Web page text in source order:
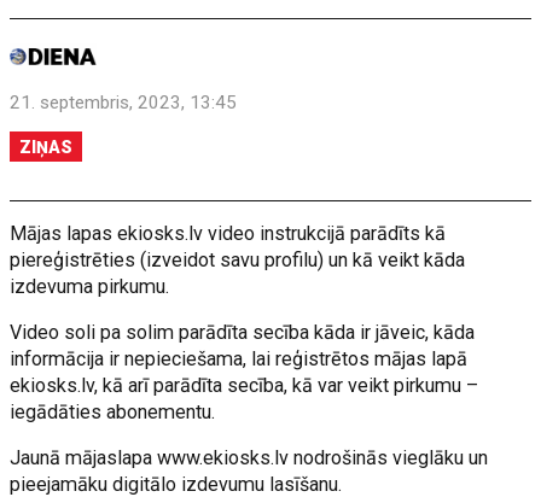
21. septembris, 2023, 13:45
ZIŅAS
Mājas lapas ekiosks.lv video instrukcijā parādīts kā
piereģistrēties (izveidot savu profilu) un kā veikt kāda
izdevuma pirkumu.
Video soli pa solim parādīta secība kāda ir jāveic, kāda
informācija ir nepieciešama, lai reģistrētos mājas lapā
ekiosks.lv, kā arī parādīta secība, kā var veikt pirkumu –
iegādāties abonementu.
Jaunā mājaslapa www.ekiosks.lv nodrošinās vieglāku un
pieejamāku digitālo izdevumu lasīšanu.